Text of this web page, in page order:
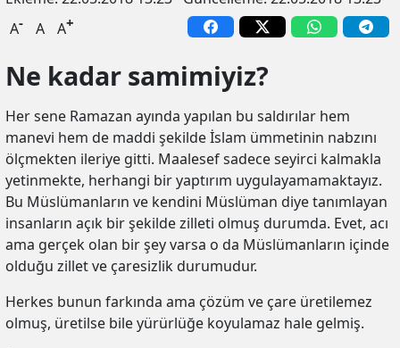
A- A A+
Ne kadar samimiyiz?
Her sene Ramazan ayında yapılan bu saldırılar hem
manevi hem de maddi şekilde İslam ümmetinin nabzını
ölçmekten ileriye gitti. Maalesef sadece seyirci kalmakla
yetinmekte, herhangi bir yaptırım uygulayamamaktayız.
Bu Müslümanların ve kendini Müslüman diye tanımlayan
insanların açık bir şekilde zilleti olmuş durumda. Evet, acı
ama gerçek olan bir şey varsa o da Müslümanların içinde
olduğu zillet ve çaresizlik durumudur.
Herkes bunun farkında ama çözüm ve çare üretilemez
olmuş, üretilse bile yürürlüğe koyulamaz hale gelmiş.